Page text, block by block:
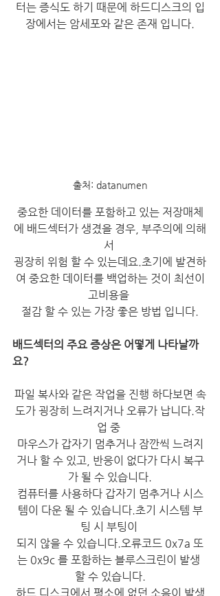
터는 증식도 하기 때문에 하드디스크의 입
장에서는 암세포와 같은 존재 입니다.
출처: datanumen
중요한 데이터를 포함하고 있는 저장매체
에 배드섹터가 생겼을 경우, 부주의에 의해
서
굉장히 위험 할 수 있는데요.초기에 발견하
여 중요한 데이터를 백업하는 것이 최선이
고비용을
절감 할 수 있는 가장 좋은 방법 입니다.
배드섹터의 주요 증상은 어떻게 나타날까
요?
파일 복사와 같은 작업을 진행 하다보면 속
도가 굉장히 느려지거나 오류가 납니다.작
업 중
마우스가 갑자기 멈추거나 잠깐씩 느려지
거나 할 수 있고, 반응이 없다가 다시 복구
가 될 수 있습니다.
컴퓨터를 사용하다 갑자기 멈추거나 시스
템이 다운 될 수 있습니다.초기 시스템 부
팅 시 부팅이
되지 않을 수 있습니다.오류코드 0x7a 또
는 0x9c 를 포함하는 블루스크린이 발생
할 수 있습니다.
하드 디스크에서 평소에 없던 소음이 발생